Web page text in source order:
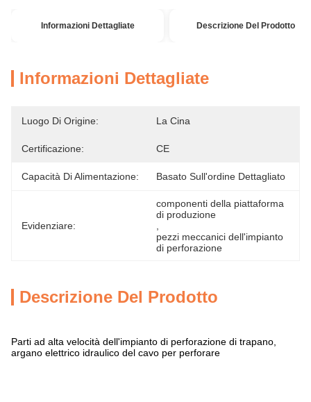
Informazioni Dettagliate Descrizione Del Prodotto
Informazioni Dettagliate
Luogo Di Origine: La Cina
Certificazione: CE
Capacità Di Alimentazione: Basato Sull'ordine Dettagliato
Evidenziare:
componenti della piattaforma
di produzione
pezzi meccanici dell'impianto
di perforazione
Descrizione Del Prodotto
Parti ad alta velocità dell'impianto di perforazione di trapano,
argano elettrico idraulico del cavo per perforare